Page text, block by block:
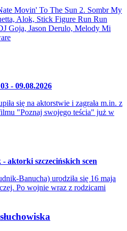
Movin' To The Sun 2. Sombr My
Alok, Stick Figure Run Run
Goja, Jason Derulo, Melody Mi
- 09.08.2026
się na aktorstwie i zagrała m.in. z
"Poznaj swojego teścia" już w
aktorki szczecińskich scen
Banucha) urodziła się 16 maja
Po wojnie wraz z rodzicami